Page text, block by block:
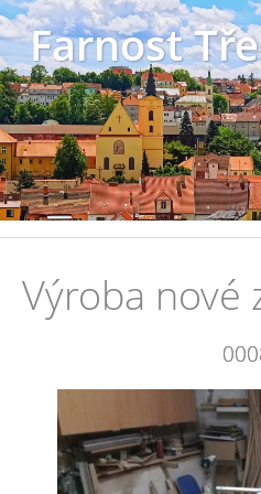
Farnost
Výroba nové